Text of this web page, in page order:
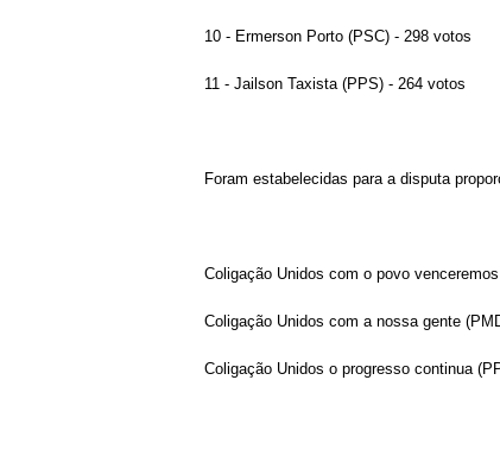
10 - Ermerson Porto (PSC) - 298 votos
11 - Jailson Taxista (PPS) - 264 votos
Foram estabelecidas para a disputa
Coligação Unidos com o povo
Coligação Unidos com a nossa gente
Coligação Unidos o progresso continua